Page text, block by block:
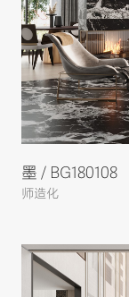
墨 / BG180108
师造化